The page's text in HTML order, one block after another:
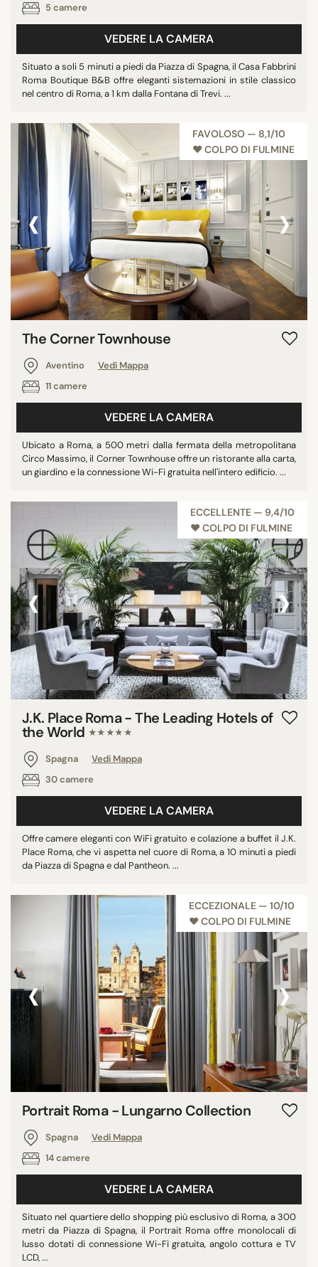
5 camere
VEDERE LA CAMERA
Situato a soli 5 minuti a piedi da Piazza di Spagna, il Casa Fabbrini
Roma Boutique B&B offre eleganti sistemazioni in stile classico
nel centro di Roma, a 1 km dalla Fontana di Trevi. ...
FAVOLOSO — 8,1/10
♥︎ COLPO DI FULMINE
‹ ›
The Corner Townhouse
Aventino
Vedi Mappa
11 camere
VEDERE LA CAMERA
Ubicato a Roma, a 500 metri dalla fermata della metropolitana
Circo Massimo, il Corner Townhouse offre un ristorante alla carta,
un giardino e la connessione Wi-Fi gratuita nell'intero edificio. ...
ECCELLENTE — 9,4/10
♥︎ COLPO DI FULMINE
‹ ›
J.K. Place Roma - The Leading Hotels of
the World ★★★★★
Spagna
Vedi Mappa
30 camere
VEDERE LA CAMERA
Offre camere eleganti con WiFi gratuito e colazione a buffet il J.K.
Place Roma, che vi aspetta nel cuore di Roma, a 10 minuti a piedi
da Piazza di Spagna e dal Pantheon. ...
ECCEZIONALE — 10/10
♥︎ COLPO DI FULMINE
‹ ›
Portrait Roma - Lungarno Collection
Spagna
Vedi Mappa
14 camere
VEDERE LA CAMERA
Situato nel quartiere dello shopping più esclusivo di Roma, a 300
metri da Piazza di Spagna, il Portrait Roma offre monolocali di
lusso dotati di connessione Wi-Fi gratuita, angolo cottura e TV
LCD, ...